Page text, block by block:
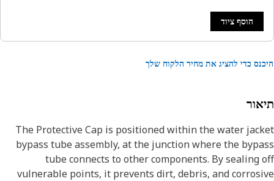
הוסף ציוד
כדי להציג את מחיר הלקוח שלך
The Protective Cap is positioned within the water
bypass tube assembly, at the junction where the
tube connects to other components. By sealing
vulnerable points, it prevents dirt, debris, and